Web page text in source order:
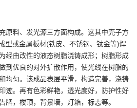
原料、发光源三方面构成。这其中壳子方
型或金属板材(铁皮、不锈钢、钛金等)焊
经由改性的液态树脂浇铸成形；树脂形成
到优良的对外扩散作用，使光线在树脂的
均匀。该成品表层平滑，构造完善，浇铸
迹。再有色彩鲜艳，透光度好，防护性好
牌，楼顶，背景墙，灯箱，标志等。